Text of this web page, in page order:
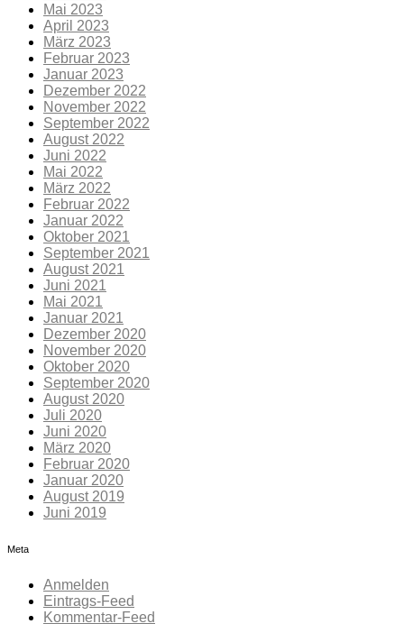
Mai 2023
April 2023
März 2023
Februar 2023
Januar 2023
Dezember 2022
November 2022
September 2022
August 2022
Juni 2022
Mai 2022
März 2022
Februar 2022
Januar 2022
Oktober 2021
September 2021
August 2021
Juni 2021
Mai 2021
Januar 2021
Dezember 2020
November 2020
Oktober 2020
September 2020
August 2020
Juli 2020
Juni 2020
März 2020
Februar 2020
Januar 2020
August 2019
Juni 2019
Meta
Anmelden
Eintrags-Feed
Kommentar-Feed